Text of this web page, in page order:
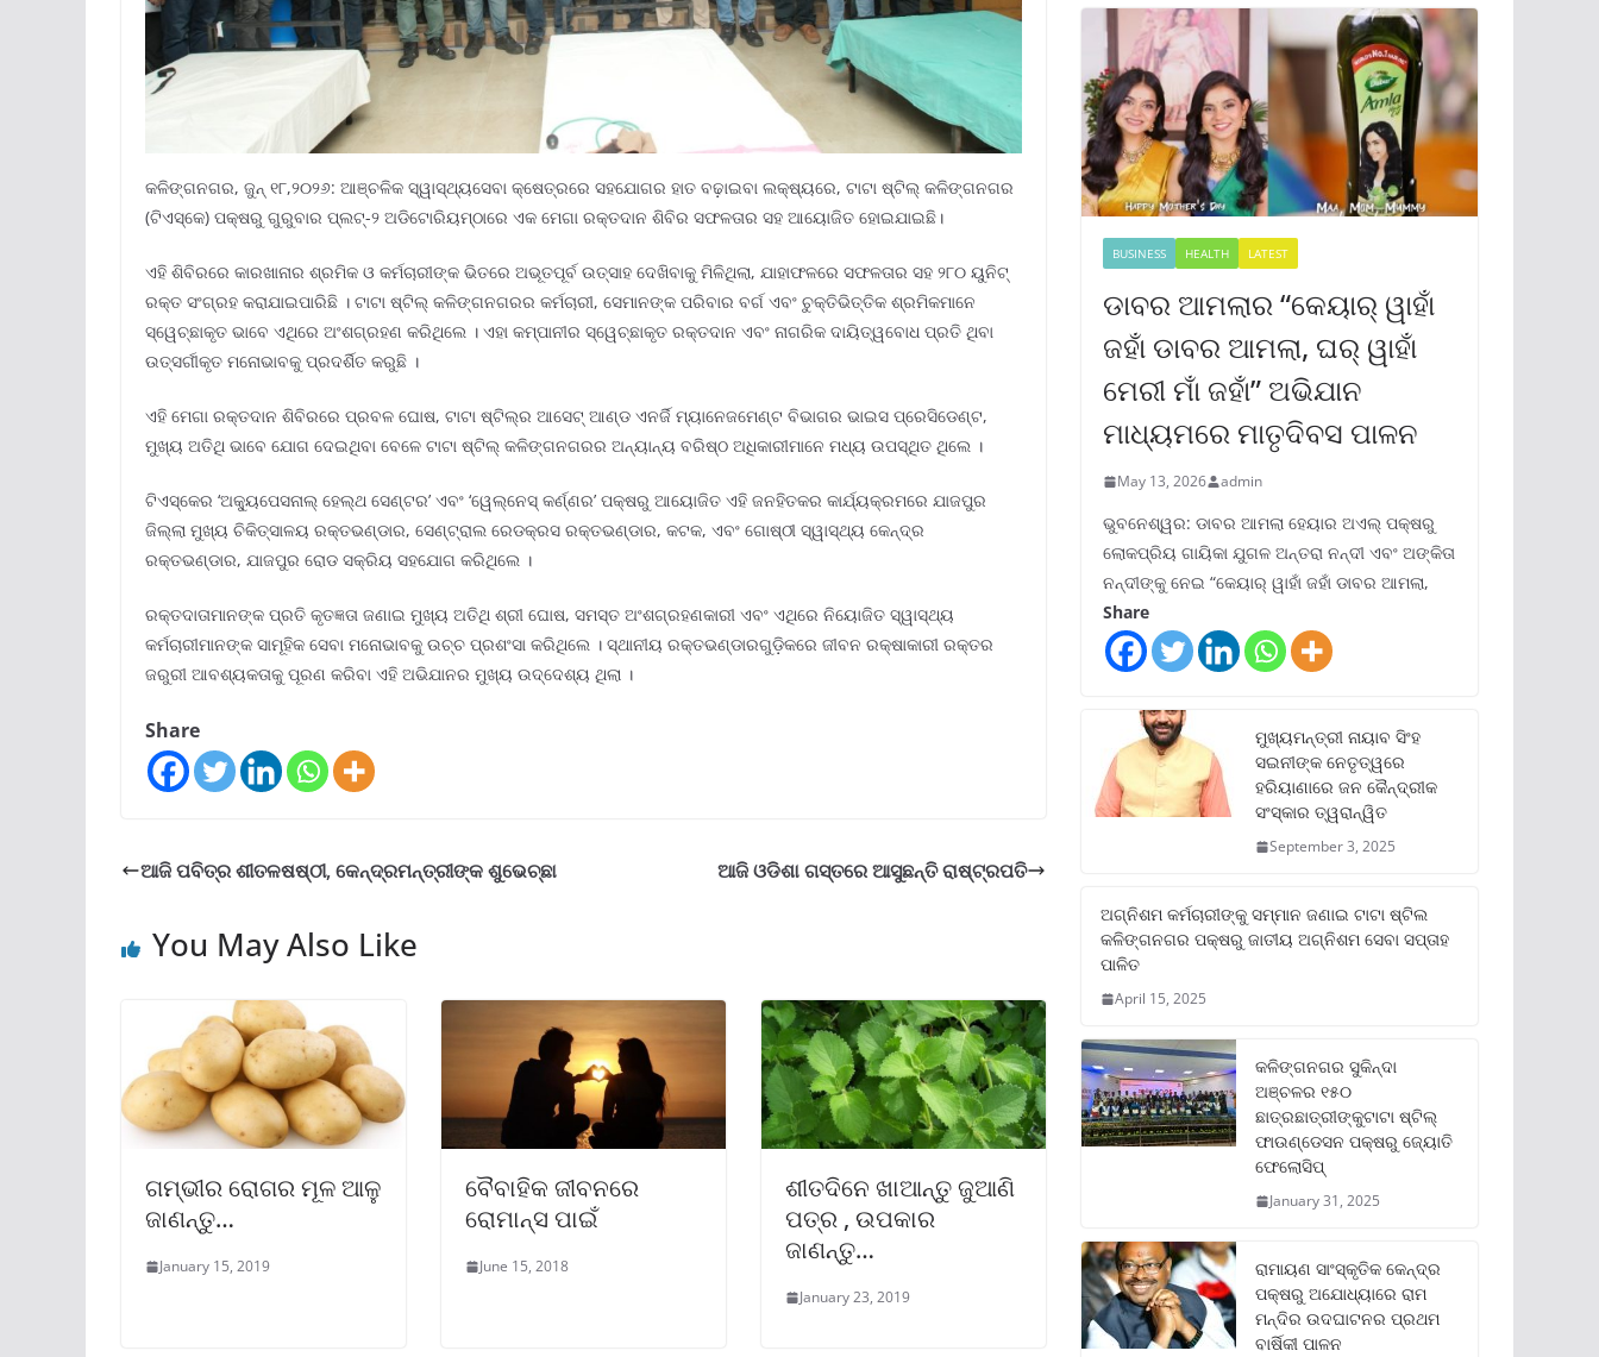
କଳିଙ୍ଗନଗର, ଜୁନ୍ ୧୮,୨୦୨୬: ଆଞ୍ଚଳିକ ସ୍ୱାସ୍ଥ୍ୟସେବା କ୍ଷେତ୍ରରେ ସହଯୋଗର ହାତ ବଢ଼ାଇବା ଲକ୍ଷ୍ୟରେ, ଟାଟା ଷ୍ଟିଲ୍‌ କଳିଙ୍ଗନଗର
(ଟିଏସ୍‌କେ) ପକ୍ଷରୁ ଗୁରୁବାର ପ୍ଲଟ୍‌-୨ ଅଡିଟୋରିୟମ୍‌ଠାରେ ଏକ ମେଗା ରକ୍ତଦାନ ଶିବିର ସଫଳତାର ସହ ଆୟୋଜିତ ହୋଇଯାଇଛି।
ଏହି ଶିବିରରେ କାରଖାନାର ଶ୍ରମିକ ଓ କର୍ମଚାରୀଙ୍କ ଭିତରେ ଅଭୂତପୂର୍ବ ଉତ୍ସାହ ଦେଖିବାକୁ ମିଳିଥିଲା, ଯାହାଫଳରେ ସଫଳତାର ସହ ୨୮୦ ୟୁନିଟ୍‌
ରକ୍ତ ସଂଗ୍ରହ କରାଯାଇପାରିଛି । ଟାଟା ଷ୍ଟିଲ୍‌ କଳିଙ୍ଗନଗରର କର୍ମଚାରୀ, ସେମାନଙ୍କ ପରିବାର ବର୍ଗ ଏବଂ ଚୁକ୍ତିଭିତ୍ତିକ ଶ୍ରମିକମାନେ
ସ୍ୱେଚ୍ଛାକୃତ ଭାବେ ଏଥିରେ ଅଂଶଗ୍ରହଣ କରିଥିଲେ । ଏହା କମ୍ପାନୀର ସ୍ୱେଚ୍ଛାକୃତ ରକ୍ତଦାନ ଏବଂ ନାଗରିକ ଦାୟିତ୍ୱବୋଧ ପ୍ରତି ଥିବା
ଉତ୍ସର୍ଗୀକୃତ ମନୋଭାବକୁ ପ୍ରଦର୍ଶିତ କରୁଛି ।
ଏହି ମେଗା ରକ୍ତଦାନ ଶିବିରରେ ପ୍ରବଳ ଘୋଷ, ଟାଟା ଷ୍ଟିଲ୍‌ର ଆସେଟ୍‌ ଆଣ୍ଡ ଏନର୍ଜି ମ୍ୟାନେଜମେଣ୍ଟ ବିଭାଗର ଭାଇସ ପ୍ରେସିଡେଣ୍ଟ,
ମୁଖ୍ୟ ଅତିଥି ଭାବେ ଯୋଗ ଦେଇଥିବା ବେଳେ ଟାଟା ଷ୍ଟିଲ୍‌ କଳିଙ୍ଗନଗରର ଅନ୍ୟାନ୍ୟ ବରିଷ୍ଠ ଅଧିକାରୀମାନେ ମଧ୍ୟ ଉପସ୍ଥିତ ଥିଲେ ।
ଟିଏସ୍‌କେର ‘ଅକ୍ୟୁପେସନାଲ୍ ହେଲ୍‌ଥ ସେଣ୍ଟର’ ଏବଂ ‘ୱେଲ୍‌ନେସ୍ କର୍ଣ୍ଣର’ ପକ୍ଷରୁ ଆୟୋଜିତ ଏହି ଜନହିତକର କାର୍ଯ୍ୟକ୍ରମରେ ଯାଜପୁର
ଜିଲ୍ଲା ମୁଖ୍ୟ ଚିକିତ୍ସାଳୟ ରକ୍ତଭଣ୍ଡାର, ସେଣ୍ଟ୍ରାଲ ରେଡକ୍ରସ ରକ୍ତଭଣ୍ଡାର, କଟକ, ଏବଂ ଗୋଷ୍ଠୀ ସ୍ୱାସ୍ଥ୍ୟ କେନ୍ଦ୍ର
ରକ୍ତଭଣ୍ଡାର, ଯାଜପୁର ରୋଡ ସକ୍ରିୟ ସହଯୋଗ କରିଥିଲେ ।
ରକ୍ତଦାତାମାନଙ୍କ ପ୍ରତି କୃତଜ୍ଞତା ଜଣାଇ ମୁଖ୍ୟ ଅତିଥି ଶ୍ରୀ ଘୋଷ, ସମସ୍ତ ଅଂଶଗ୍ରହଣକାରୀ ଏବଂ ଏଥିରେ ନିୟୋଜିତ ସ୍ୱାସ୍ଥ୍ୟ
କର୍ମଚାରୀମାନଙ୍କ ସାମୂହିକ ସେବା ମନୋଭାବକୁ ଉଚ୍ଚ ପ୍ରଶଂସା କରିଥିଲେ । ସ୍ଥାନୀୟ ରକ୍ତଭଣ୍ଡାରଗୁଡ଼ିକରେ ଜୀବନ ରକ୍ଷାକାରୀ ରକ୍ତର
ଜରୁରୀ ଆବଶ୍ୟକତାକୁ ପୂରଣ କରିବା ଏହି ଅଭିଯାନର ମୁଖ୍ୟ ଉଦ୍ଦେଶ୍ୟ ଥିଲା ।
Share
ଆଜି ପବିତ୍ର ଶୀତଳଷଷ୍ଠୀ, କେନ୍ଦ୍ରମନ୍ତ୍ରୀଙ୍କ ଶୁଭେଚ୍ଛା ଆଜି ଓଡିଶା ଗସ୍ତରେ ଆସୁଛନ୍ତି ରାଷ୍ଟ୍ରପତି
You May Also Like
ଗମ୍ଭୀର ରୋଗର ମୂଳ ଆଳୁ
ଜାଣନ୍ତୁ…
January 15, 2019
ବୈବାହିକ ଜୀବନରେ
ରୋମାନ୍ସ ପାଇଁ
June 15, 2018
ଶୀତଦିନେ ଖାଆନ୍ତୁ ଜୁଆଣି
ପତ୍ର , ଉପକାର
ଜାଣନ୍ତୁ…
January 23, 2019
BUSINESS HEALTH LATEST
ଡାବର ଆମଲାର “କେୟାର୍ ୱାହାଁ
ଜହାଁ ଡାବର ଆମଲା, ଘର୍ ୱାହାଁ
ମେରୀ ମାଁ ଜହାଁ” ଅଭିଯାନ
ମାଧ୍ୟମରେ ମାତୃଦିବସ ପାଳନ
May 13, 2026 admin
ଭୁବନେଶ୍ୱର: ଡାବର ଆମଲା ହେୟାର ଅଏଲ୍ ପକ୍ଷରୁ
ଲୋକପ୍ରିୟ ଗାୟିକା ଯୁଗଳ ଅନ୍ତରା ନନ୍ଦୀ ଏବଂ ଅଙ୍କିତା
ନନ୍ଦୀଙ୍କୁ ନେଇ “କେୟାର୍ ୱାହାଁ ଜହାଁ ଡାବର ଆମଲା,
Share
ମୁଖ୍ୟମନ୍ତ୍ରୀ ନାୟାବ ସିଂହ
ସଇନୀଙ୍କ ନେତୃତ୍ୱରେ
ହରିୟାଣାରେ ଜନ କୈନ୍ଦ୍ରୀକ
ସଂସ୍କାର ତ୍ୱରାନ୍ୱିତ
September 3, 2025
ଅଗ୍ନିଶମ କର୍ମଚାରୀଙ୍କୁ ସମ୍ମାନ ଜଣାଇ ଟାଟା ଷ୍ଟିଲ
କଳିଙ୍ଗନଗର ପକ୍ଷରୁ ଜାତୀୟ ଅଗ୍ନିଶମ ସେବା ସପ୍ତାହ
ପାଳିତ
April 15, 2025
କଳିଙ୍ଗନଗର ସୁକିନ୍ଦା
ଅଞ୍ଚଳର ୧୫୦
ଛାତ୍ରଛାତ୍ରୀଙ୍କୁଟାଟା ଷ୍ଟିଲ୍
ଫାଉଣ୍ଡେସନ ପକ୍ଷରୁ ଜ୍ୟୋତି
ଫେଲୋସିପ୍‌
January 31, 2025
ରାମାୟଣ ସାଂସ୍କୃତିକ କେନ୍ଦ୍ର
ପକ୍ଷରୁ ଅଯୋଧ୍ୟାରେ ରାମ
ମନ୍ଦିର ଉଦଘାଟନର ପ୍ରଥମ
ବାର୍ଷିକୀ ପାଳନ